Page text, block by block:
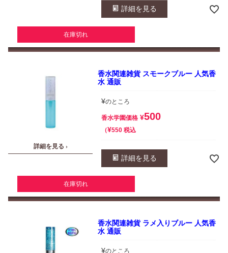
詳細を見る
在庫切れ
詳細を見る ›
香水関連雑貨 スモークブルー 人気香
水 通販
¥のところ
香水学園価格 ¥500
¥550 税込
詳細を見る
在庫切れ
香水関連雑貨 ラメ入りブルー 人気香
水 通販
¥のところ